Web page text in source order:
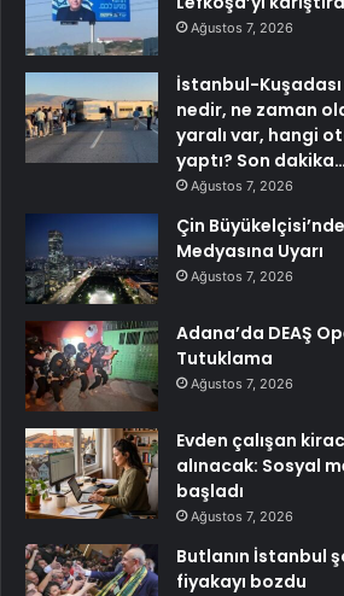
Ağustos 7, 2026
İstanbul-
nedir, ne zaman
yaralı var, hangi
yaptı? Son dakika…
Ağustos 7, 2026
Çin
Medyasına Uyarı
Ağustos 7, 2026
Adana’da DEAŞ
Tutuklama
Ağustos 7, 2026
Evden çalışan
alınacak: Sosyal
başladı
Ağustos 7, 2026
Butlanın İstanbul
fiyakayı bozdu